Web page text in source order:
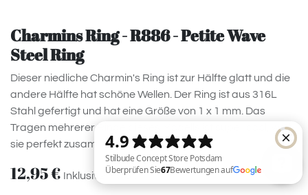
Charmins Ring - R886 - Petite Wave
Steel Ring
Dieser niedliche Charmin's Ring ist zur Hälfte glatt und die
andere Hälfte hat schöne Wellen. Der Ring ist aus 316L
Stahl gefertigt und hat eine Größe von 1 x 1 mm. Das
Tragen mehrerer Ringe dieses Modells ist super cool, weil
sie perfekt zusammenpassen!
12,95€ Inklusive MwSt.